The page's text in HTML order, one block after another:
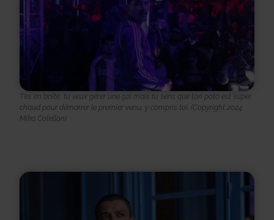
T’es en boîte, tu veux gérer une 92i mais tu sens que ton poto est super
chaud pour démarrer le premier venu, y compris toi. (Copyright 2024
Mika Cotellon)